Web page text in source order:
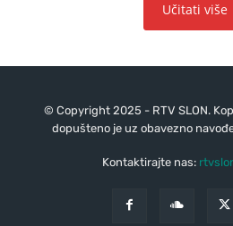
Učitati više
© Copyright 2025 - RTV SLON.
dopušteno je uz obavezno
Kontaktirajte nas: